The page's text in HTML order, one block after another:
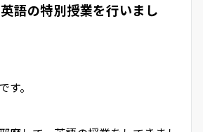
語の特別授業を行いまし
。